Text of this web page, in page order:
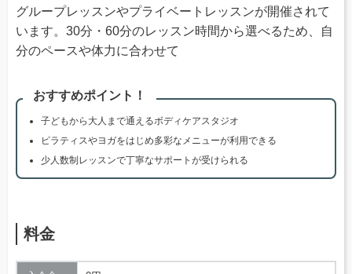
グループレッスンやプライベートレッスンが開催されて
います。30分・60分のレッスン時間から選べるため、自
分のペースや体力に合わせて
おすすめポイント！
子どもから大人まで通えるボディケアスタジオ
ピラティスやヨガをはじめ多彩なメニューが利用できる
少人数制レッスンで丁寧なサポートが受けられる
料金